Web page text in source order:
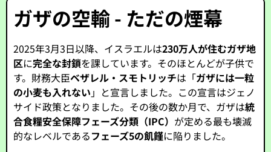
ガザの空輸 - ただの煙幕
2025年3月3日以降、イスラエルは230万人が住むガザ地
区に完全な封鎖を課しています。そのほとんどが子供で
す。財務大臣ベザレル・スモトリッチは「ガザには一粒
の小麦も入れない 」と宣言しました。この宣言はジェノ
サイド政策となりました。その後の数か月で、ガザは統
合食糧安全保障フェーズ分類（IPC） が定める最も壊滅
的なレベルであるフェーズ5の飢饉に陥りました。